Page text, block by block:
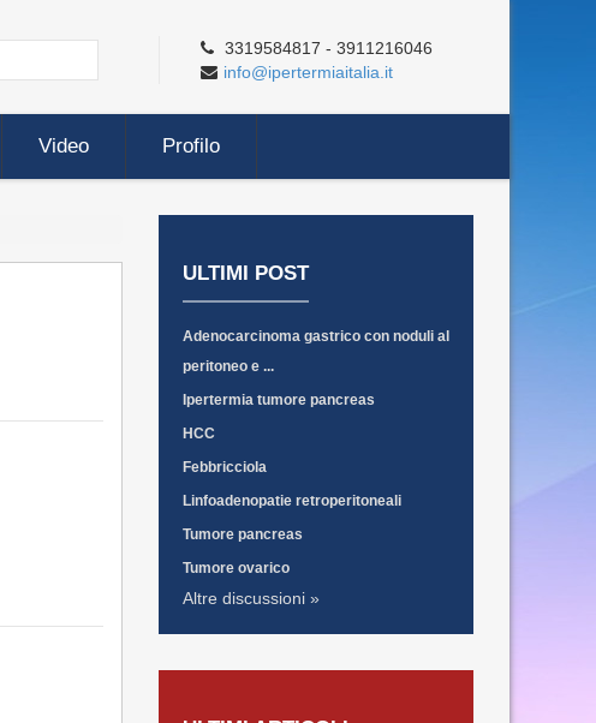
3319584817 - 3911216046
info@ipertermiaitalia.it
Video Profilo
ULTIMI POST
Adenocarcinoma gastrico con noduli al
peritoneo e ...
Ipertermia tumore pancreas
HCC
Febbricciola
Linfoadenopatie retroperitoneali
Tumore pancreas
Tumore ovarico
Altre discussioni »